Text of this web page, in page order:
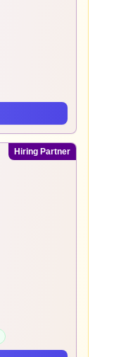
Hiring Partner